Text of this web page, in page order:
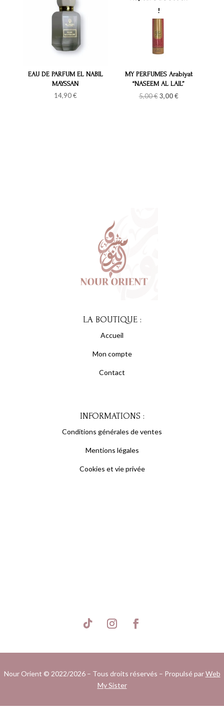
EAU DE PARFUM EL NABIL
MAYSSAN
14,90€
MY PERFUMES Arabiyat
“NASEEM AL LAIL”
5,00€ Le
3,00€Le
LA BOUTIQUE :
Accueil
Mon compte
Contact
INFORMATIONS :
Conditions générales de ventes
Mentions légales
Cookies et vie privée
Nour Orient © 2022/2026 – Tous droits réservés – Propulsé parWeb
My Sister